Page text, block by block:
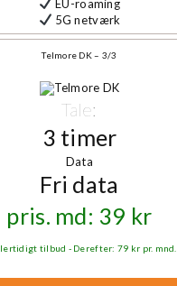
EU-roaming
5G netværk
Telmore DK – 3/3
Tale:
3 timer
Data
Fri data
pris. md: 39 kr
tilbud - Derefter: 79 kr pr. mnd.